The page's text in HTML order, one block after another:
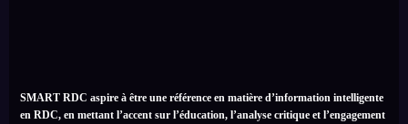
SMART RDC aspire à être une référence en matière d’information intelligente
en RDC, en mettant l’accent sur l’éducation, l’analyse critique et l’engagement